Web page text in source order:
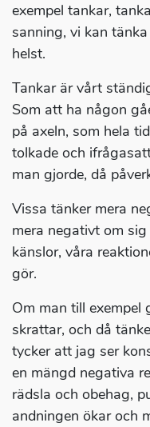
exempel tankar,
sanning, vi kan
helst.
Tankar är vårt
Som att ha någon
på axeln, som hela
tolkade och
man gjorde, då
Vissa tänker mera
mera negativt om
känslor, våra
gör.
Om man till exempel
skrattar, och då
tycker att jag ser
en mängd negativa
rädsla och obehag,
andningen ökar och